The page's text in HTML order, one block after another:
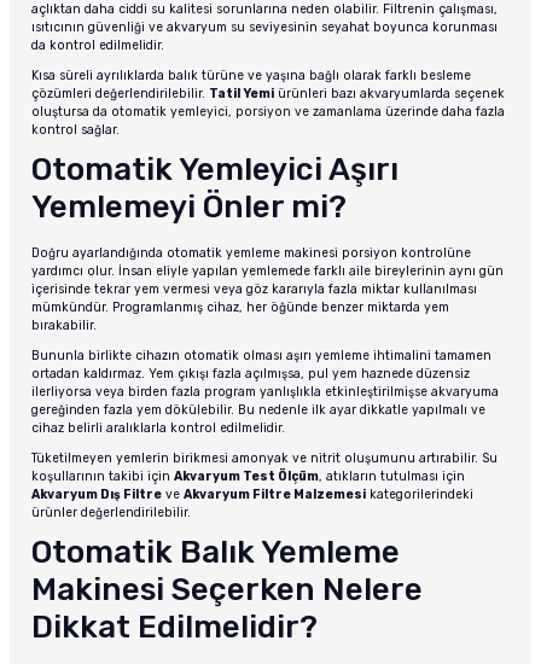
açlıktan daha ciddi su kalitesi sorunlarına neden olabilir. Filtrenin çalışması,
ısıtıcının güvenliği ve akvaryum su seviyesinin seyahat boyunca korunması
da kontrol edilmelidir.
Kısa süreli ayrılıklarda balık türüne ve yaşına bağlı olarak farklı besleme
çözümleri değerlendirilebilir. Tatil Yemi ürünleri bazı akvaryumlarda seçenek
oluştursa da otomatik yemleyici, porsiyon ve zamanlama üzerinde daha fazla
kontrol sağlar.
Otomatik Yemleyici Aşırı
Yemlemeyi Önler mi?
Doğru ayarlandığında otomatik yemleme makinesi porsiyon kontrolüne
yardımcı olur. İnsan eliyle yapılan yemlemede farklı aile bireylerinin aynı gün
içerisinde tekrar yem vermesi veya göz kararıyla fazla miktar kullanılması
mümkündür. Programlanmış cihaz, her öğünde benzer miktarda yem
bırakabilir.
Bununla birlikte cihazın otomatik olması aşırı yemleme ihtimalini tamamen
ortadan kaldırmaz. Yem çıkışı fazla açılmışsa, pul yem haznede düzensiz
ilerliyorsa veya birden fazla program yanlışlıkla etkinleştirilmişse akvaryuma
gereğinden fazla yem dökülebilir. Bu nedenle ilk ayar dikkatle yapılmalı ve
cihaz belirli aralıklarla kontrol edilmelidir.
Tüketilmeyen yemlerin birikmesi amonyak ve nitrit oluşumunu artırabilir. Su
koşullarının takibi için Akvaryum Test Ölçüm, atıkların tutulması için
Akvaryum Dış Filtre ve Akvaryum Filtre Malzemesi kategorilerindeki
ürünler değerlendirilebilir.
Otomatik Balık Yemleme
Makinesi Seçerken Nelere
Dikkat Edilmelidir?